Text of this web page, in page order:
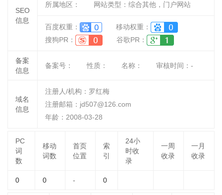
SEO
信息
所属地区：
网站类型：综合其他，门户网站
百度权重：
移动权重：
搜狗PR：
谷歌PR：
备案
信息
备案号： 性质： 名称： 审核时间： -
域名
信息
注册人/机构：罗红梅
注册邮箱：jd507@126.com
年龄：2008-03-28
PC
词
数
移动
词数
首页
位置
索
引
24小
时收
录
一周
收录
一月
收录
0 0 - 0